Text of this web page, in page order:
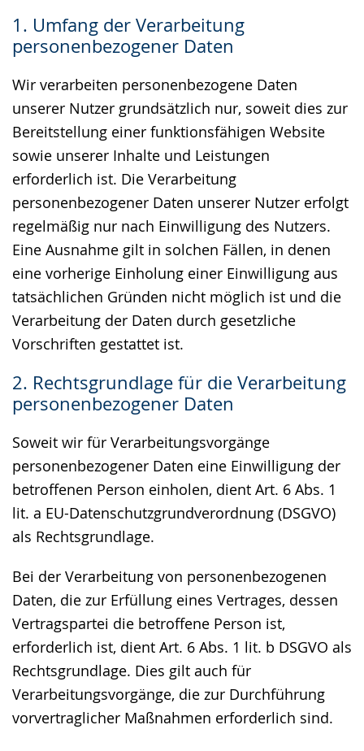
1. Umfang der Verarbeitung
personenbezogener Daten
Wir verarbeiten personenbezogene Daten
unserer Nutzer grundsätzlich nur, soweit dies zur
Bereitstellung einer funktionsfähigen Website
sowie unserer Inhalte und Leistungen
erforderlich ist. Die Verarbeitung
personenbezogener Daten unserer Nutzer erfolgt
regelmäßig nur nach Einwilligung des Nutzers.
Eine Ausnahme gilt in solchen Fällen, in denen
eine vorherige Einholung einer Einwilligung aus
tatsächlichen Gründen nicht möglich ist und die
Verarbeitung der Daten durch gesetzliche
Vorschriften gestattet ist.
2. Rechtsgrundlage für die Verarbeitung
personenbezogener Daten
Soweit wir für Verarbeitungsvorgänge
personenbezogener Daten eine Einwilligung der
betroffenen Person einholen, dient Art. 6 Abs. 1
lit. a EU-Datenschutzgrundverordnung (DSGVO)
als Rechtsgrundlage.
Bei der Verarbeitung von personenbezogenen
Daten, die zur Erfüllung eines Vertrages, dessen
Vertragspartei die betroffene Person ist,
erforderlich ist, dient Art. 6 Abs. 1 lit. b DSGVO als
Rechtsgrundlage. Dies gilt auch für
Verarbeitungsvorgänge, die zur Durchführung
vorvertraglicher Maßnahmen erforderlich sind.
Gebärdensprache
wird
angezeigt.